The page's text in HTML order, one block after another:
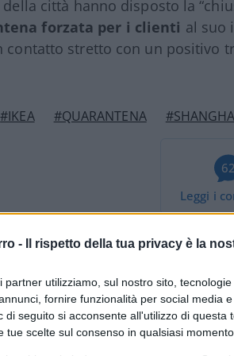
- Il rispetto della tua privacy è la
partner utilizziamo, sul nostro sito,
fornire funzionalità per social media
di seguito si acconsente all'utilizzo di questa
tue scelte sul consenso in qualsiasi
città hanno disposto la
forzata per i clienti al suo
contatto stretto con un positivo
#IKEA #QUARANTENA
62
Leggi i
Così